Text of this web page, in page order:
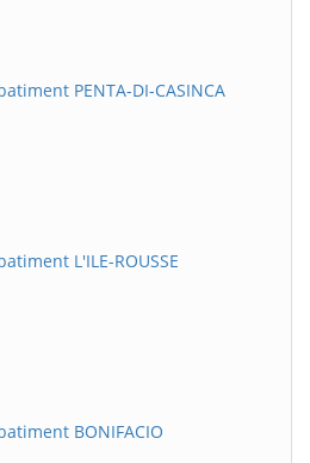
PENTA-DI-CASINCA
L'ILE-ROUSSE
BONIFACIO